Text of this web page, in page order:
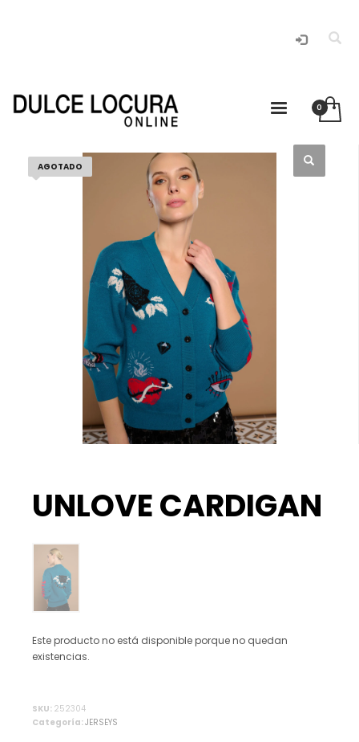
AGOTADO
UNLOVE CARDIGAN
Este producto no está disponible porque no quedan
existencias.
SKU: 252304
Categoría:JERSEYS